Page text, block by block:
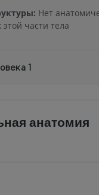
Нет
части тела
1
анатомия